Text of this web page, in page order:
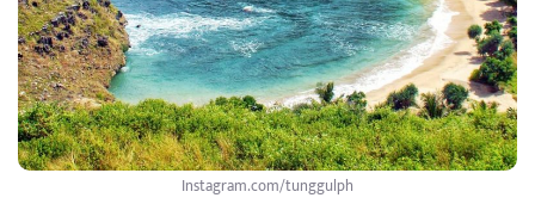
Instagram.com/tunggulph